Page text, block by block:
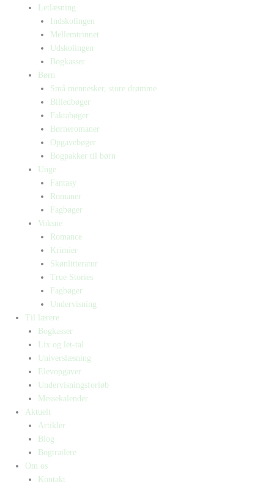
Letlæsning
Indskolingen
Mellemtrinnet
Udskolingen
Bogkasser
Børn
Små mennesker, store drømme
Billedbøger
Faktabøger
Børneromaner
Opgavebøger
Bogpakker til børn
Unge
Fantasy
Romaner
Fagbøger
Voksne
Romance
Krimier
Skønlitteratur
True Stories
Fagbøger
Undervisning
Til lærere
Bogkasser
Lix og let-tal
Universlæsning
Elevopgaver
Undervisningsforløb
Messekalender
Aktuelt
Artikler
Blog
Bogtrailere
Om os
Kontakt